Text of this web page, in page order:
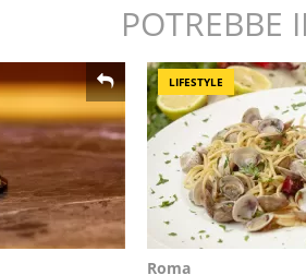
POTREBBE
LIFESTYLE
Roma